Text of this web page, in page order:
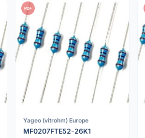
PDF
Yageo (vitrohm) Europe
MF0207FTE52-26K1